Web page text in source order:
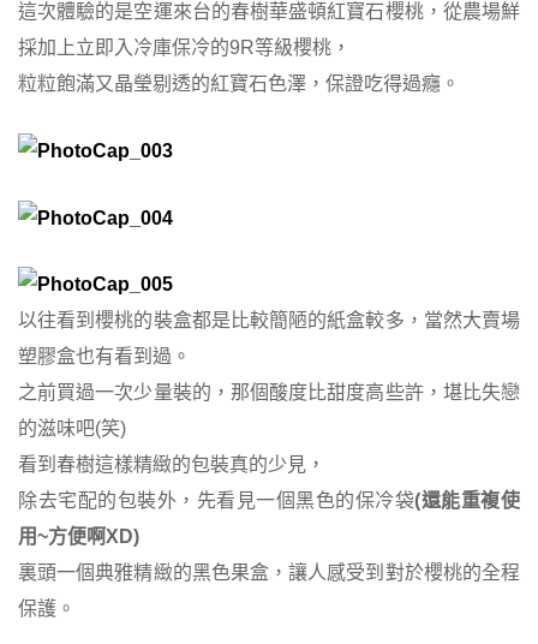
這次體驗的是空運來台的春樹華盛頓紅寶石櫻桃，從農場鮮
採加上立即入冷庫保冷的9R等級櫻桃，
粒粒飽滿又晶瑩剔透的紅寶石色澤，保證吃得過癮。
以往看到櫻桃的裝盒都是比較簡陋的紙盒較多，當然大賣場
塑膠盒也有看到過。
之前買過一次少量裝的，那個酸度比甜度高些許，堪比失戀
的滋味吧(笑)
看到春樹這樣精緻的包裝真的少見，
除去宅配的包裝外，先看見一個黑色的保冷袋(還能重複使
用~方便啊XD)
裏頭一個典雅精緻的黑色果盒，讓人感受到對於櫻桃的全程
保護。